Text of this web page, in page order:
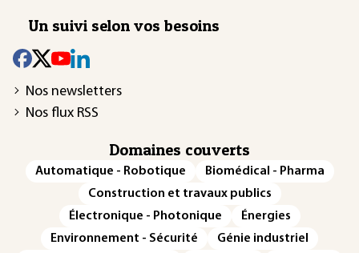
Un suivi selon vos besoins
Nos newsletters
Nos flux RSS
Domaines couverts
Automatique - Robotique
Biomédical - Pharma
Construction et travaux publics
Électronique - Photonique
Énergies
Environnement - Sécurité
Génie industriel